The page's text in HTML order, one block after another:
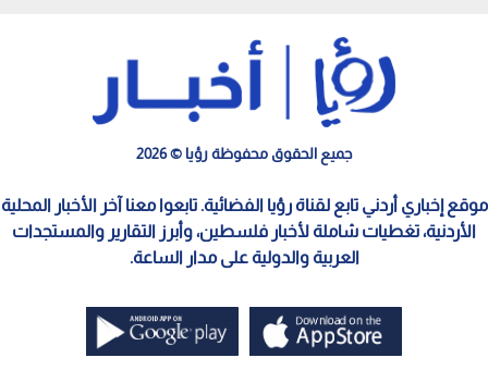
جميع الحقوق محفوظة رؤيا © 2026
موقع إخباري أردني تابع لقناة رؤيا الفضائية. تابعوا معنا آخر الأخبار المحلية
الأردنية، تغطيات شاملة لأخبار فلسطين، وأبرز التقارير والمستجدات
العربية والدولية على مدار الساعة.